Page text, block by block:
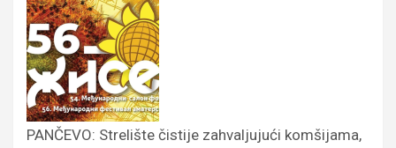
PANČEVO: Strelište čistije zahvaljujući komšijama,